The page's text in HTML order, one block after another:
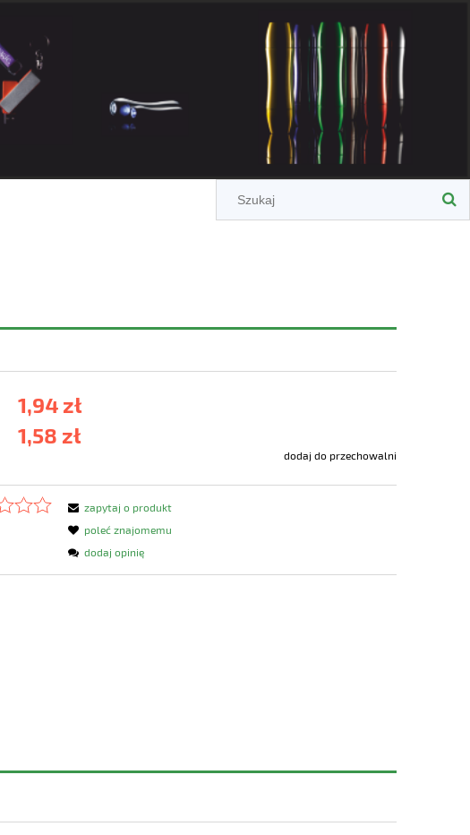
1,94 zł
1,58 zł
dodaj do przechowalni
zapytaj o produkt
poleć znajomemu
dodaj opinię